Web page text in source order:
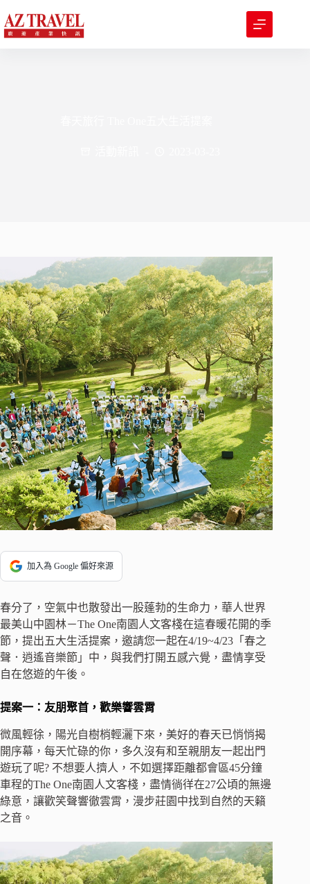
至
主
加入為 Google 偏好來源
春分了，空氣中也散發出一股蓬勃的生命力，華人世界
最美山中園林－The One南園人文客棧在這春暖花開的季
節，提出五大生活提案，邀請您一起在4/19~4/23「春之
聲．逍遙音樂節」中，與我們打開五感六覺，盡情享受
自在悠遊的午後。
提案一：友朋聚首，歡樂響雲霄
微風輕徐，陽光自樹梢輕灑下來，美好的春天已悄悄揭
開序幕，每天忙碌的你，多久沒有和至親朋友一起出門
遊玩了呢? 不想要人擠人，不如選擇距離都會區45分鐘
車程的The One南園人文客棧，盡情徜徉在27公頃的無邊
綠意，讓歡笑聲響徹雲霄，漫步莊園中找到自然的天籟
之音。